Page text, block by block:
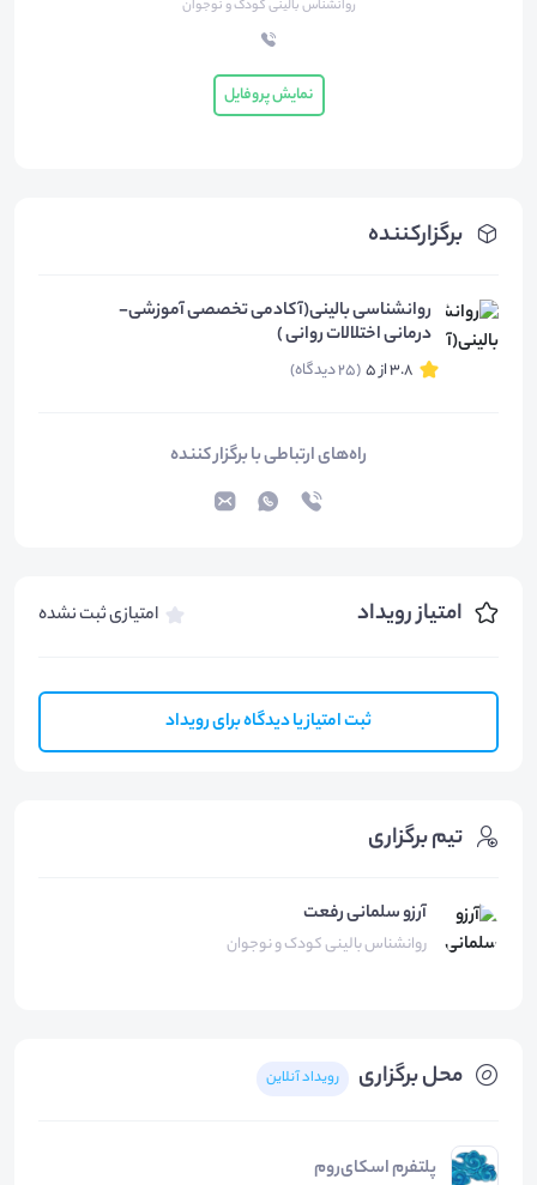
برگزارکننده
روانشناسی بالینی(آکادمی تخصصی آموزشی-
درمانی اختلالات روانی )
3.8 از 5 (25 دیدگاه)
راه‌های ارتباطی با برگزار کننده
امتیاز رویداد امتیازی ثبت نشده
ثبت امتیاز یا دیدگاه برای رویداد
محل برگزاری رویداد آنلاین
پلتفرم اسکای‌روم
تیم برگزاری
آرزو سلمانی رفعت
روانشناس بالینی کودک و نوجوان
روانشناس بالینی کودک و نوجوان
نمایش پروفایل